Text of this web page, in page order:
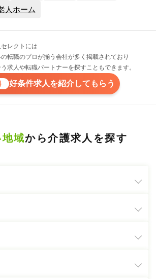
人ホーム
レクトには
転職のプロが揃う会社が多く掲載されており
求人や転職パートナーを探すこともできます。
好条件求人を紹介してもらう
地域から介護求人を探す